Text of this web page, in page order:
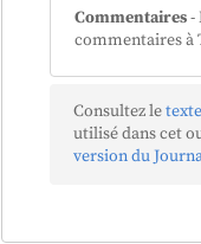
Commentaires-
commentaires à
Consultez le
utilisé dans cet
version du